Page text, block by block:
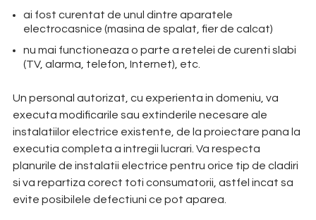
ai fost curentat de unul dintre aparatele
electrocasnice (masina de spalat, fier de calcat)
nu mai functioneaza o parte a retelei de curenti slabi
(TV, alarma, telefon, Internet), etc.
Un personal autorizat, cu experienta in domeniu, va
executa modificarile sau extinderile necesare ale
instalatiilor electrice existente, de la proiectare pana la
executia completa a intregii lucrari. Va respecta
planurile de instalatii electrice pentru orice tip de cladiri
si va repartiza corect toti consumatorii, astfel incat sa
evite posibilele defectiuni ce pot aparea.